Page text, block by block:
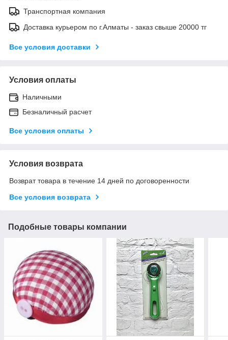
Транспортная компания
Доставка курьером по г.Алматы - заказ свыше 20000 тг
Все условия доставки
Условия оплаты
Наличными
Безналичный расчет
Все условия оплаты
Условия возврата
Возврат товара в течение 14 дней по договоренности
Все условия возврата
Подобные товары компании